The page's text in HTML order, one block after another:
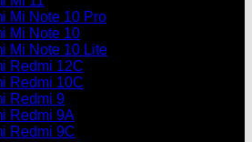
Mi Note 10 Pro
Mi Note 10
Mi Note 10 Lite
Redmi 12C
Redmi 10C
Redmi 9
Redmi 9A
Redmi 9C